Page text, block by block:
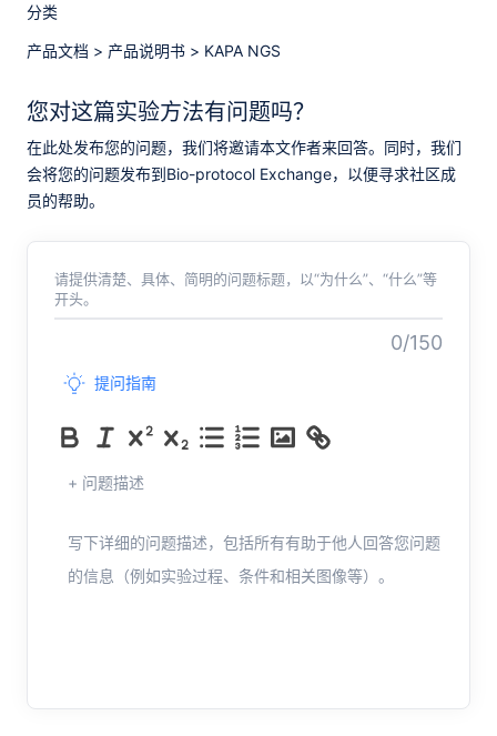
分类
产品文档 > 产品说明书 > KAPA NGS
您对这篇实验方法有问题吗？
在此处发布您的问题，我们将邀请本文作者来回答。同时，我们
会将您的问题发布到Bio-protocol Exchange，以便寻求社区成
员的帮助。
请提供清楚、具体、简明的问题标题，以“为什么”、“什么”等
开头。
0/150
提问指南
+ 问题描述
写下详细的问题描述，包括所有有助于他人回答您问题
的信息（例如实验过程、条件和相关图像等）。